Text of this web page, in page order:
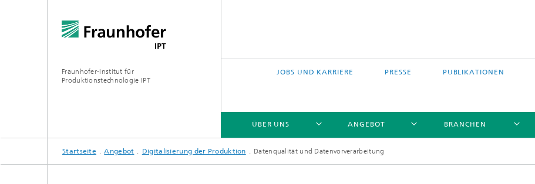
Fraunhofer-Institut für
Produktionstechnologie IPT
JOBS UND KARRIERE PRESSE PUBLIKATIONEN
ÜBER UNS
ÜBER UNS
ANGEBOT
ANGEBOT
BRANCHEN
BRANCHEN
TECHNOLOGIEN
Startseite Angebot Digitalisierung der Produktion Datenqualität und Datenvorverarbeitung